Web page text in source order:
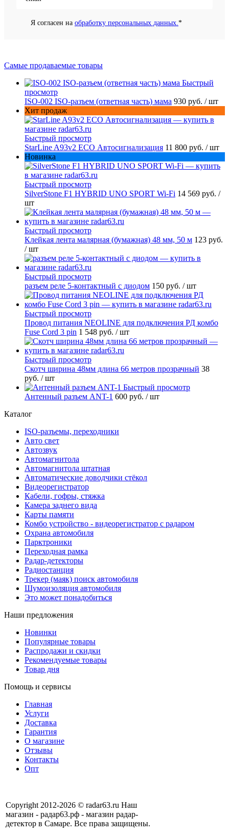
Я согласен на обработку персональных данных.*
Самые продаваемые товары
Быстрый
просмотр
ISO-002 ISO-разъем (ответная часть) мама 930 руб. / шт
Хит продаж
Быстрый просмотр
StarLine A93v2 ECO Автосигнализация 11 800 руб. / шт
Новинка
Быстрый просмотр
SilverStone F1 HYBRID UNO SPORT Wi-Fi 14 569 руб. /
шт
Быстрый просмотр
Клейкая лента малярная (бумажная) 48 мм, 50 м 123 руб.
/ шт
Быстрый просмотр
разъем реле 5-контактный с диодом 150 руб. / шт
Быстрый просмотр
Провод питания NEOLINE для подключения РД комбо
Fuse Cord 3 pin 1 548 руб. / шт
Быстрый просмотр
Скотч ширина 48мм длина 66 метров прозрачный 38
руб. / шт
Быстрый просмотр
Антенный разъем ANT-1 600 руб. / шт
Каталог
ISO-разъемы, переходники
Авто свет
Автозвук
Автомагнитола
Автомагнитола штатная
Автоматические доводчики стёкол
Видеорегистратор
Кабели, гофры, стяжка
Камера заднего вида
Карты памяти
Комбо устройство - видеорегистратор с радаром
Охрана автомобиля
Парктроники
Переходная рамка
Радар-детекторы
Радиостанция
Трекер (маяк) поиск автомобиля
Шумоизоляция автомобиля
Это может понадобиться
Наши предложения
Новинки
Популярные товары
Распродажи и скидки
Рекомендуемые товары
Товар дня
Помощь и сервисы
Главная
Услуги
Доставка
Гарантия
О магазине
Отзывы
Контакты
Опт
Copyright 2012-2026 © radar63.ru Наш
магазин - радар63.рф - магазин радар-
детектор в Самаре. Все права защищены.